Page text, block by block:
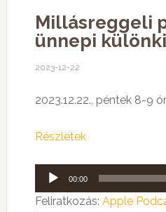
Millásreggeli
ünnepi
2023-12-22
2023.12.22., péntek 8-9
Részletek
Audió
lejátszó
00:00
Feliratkozás: Apple